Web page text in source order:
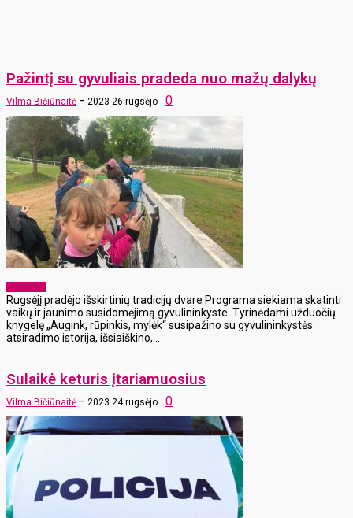
Pažintį su gyvuliais pradeda nuo mažų dalykų
Vilma Bičiūnaitė - 2023 26 rugsėjo 0
Rugsėjį pradėjo išskirtinių tradicijų dvare Programa siekiama skatinti
vaikų ir jaunimo susidomėjimą gyvulininkyste. Tyrinėdami užduočių
knygelę „Augink, rūpinkis, mylėk“ susipažino su gyvulininkystės
atsiradimo istorija, išsiaiškino,...
Sulaikė keturis įtariamuosius
Vilma Bičiūnaitė - 2023 24 rugsėjo 0